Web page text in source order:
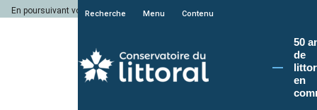
En poursuivant votre navigation sur le site du Conservatoire du littoral, vous
Recherche Menu Contenu
50
de
en